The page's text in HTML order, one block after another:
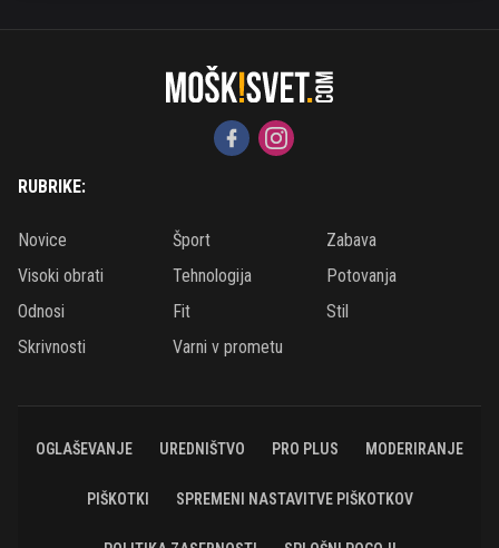
RUBRIKE:
Novice Šport
Zabava
Visoki obrati
Tehnologija
Potovanja
Odnosi
Fit
Stil
Skrivnosti
Varni v prometu
OGLAŠEVANJE UREDNIŠTVO PRO PLUS MODERIRANJE
PIŠKOTKI SPREMENI NASTAVITVE PIŠKOTKOV